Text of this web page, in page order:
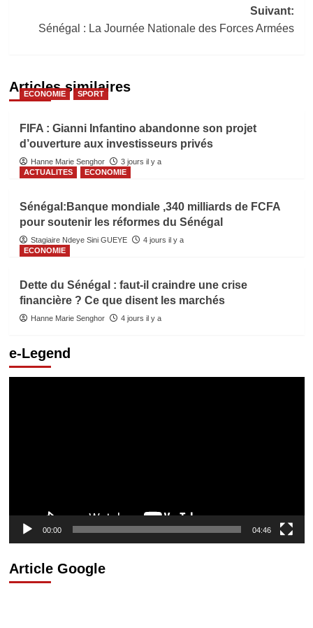
Suivant:
Sénégal : La Journée Nationale des Forces Armées
Articles similaires
ECONOMIE SPORT
FIFA : Gianni Infantino abandonne son projet
d’ouverture aux investisseurs privés
Hanne Marie Senghor
3 jours il y a
ACTUALITES
ECONOMIE
Sénégal:Banque mondiale ,340 milliards de FCFA
pour soutenir les réformes du Sénégal
Stagiaire Ndeye Sini GUEYE
4 jours il y a
ECONOMIE
Dette du Sénégal : faut-il craindre une crise
financière ? Ce que disent les marchés
Hanne Marie Senghor 4 jours il y a
e-Legend
00:00 04:46
Article Google